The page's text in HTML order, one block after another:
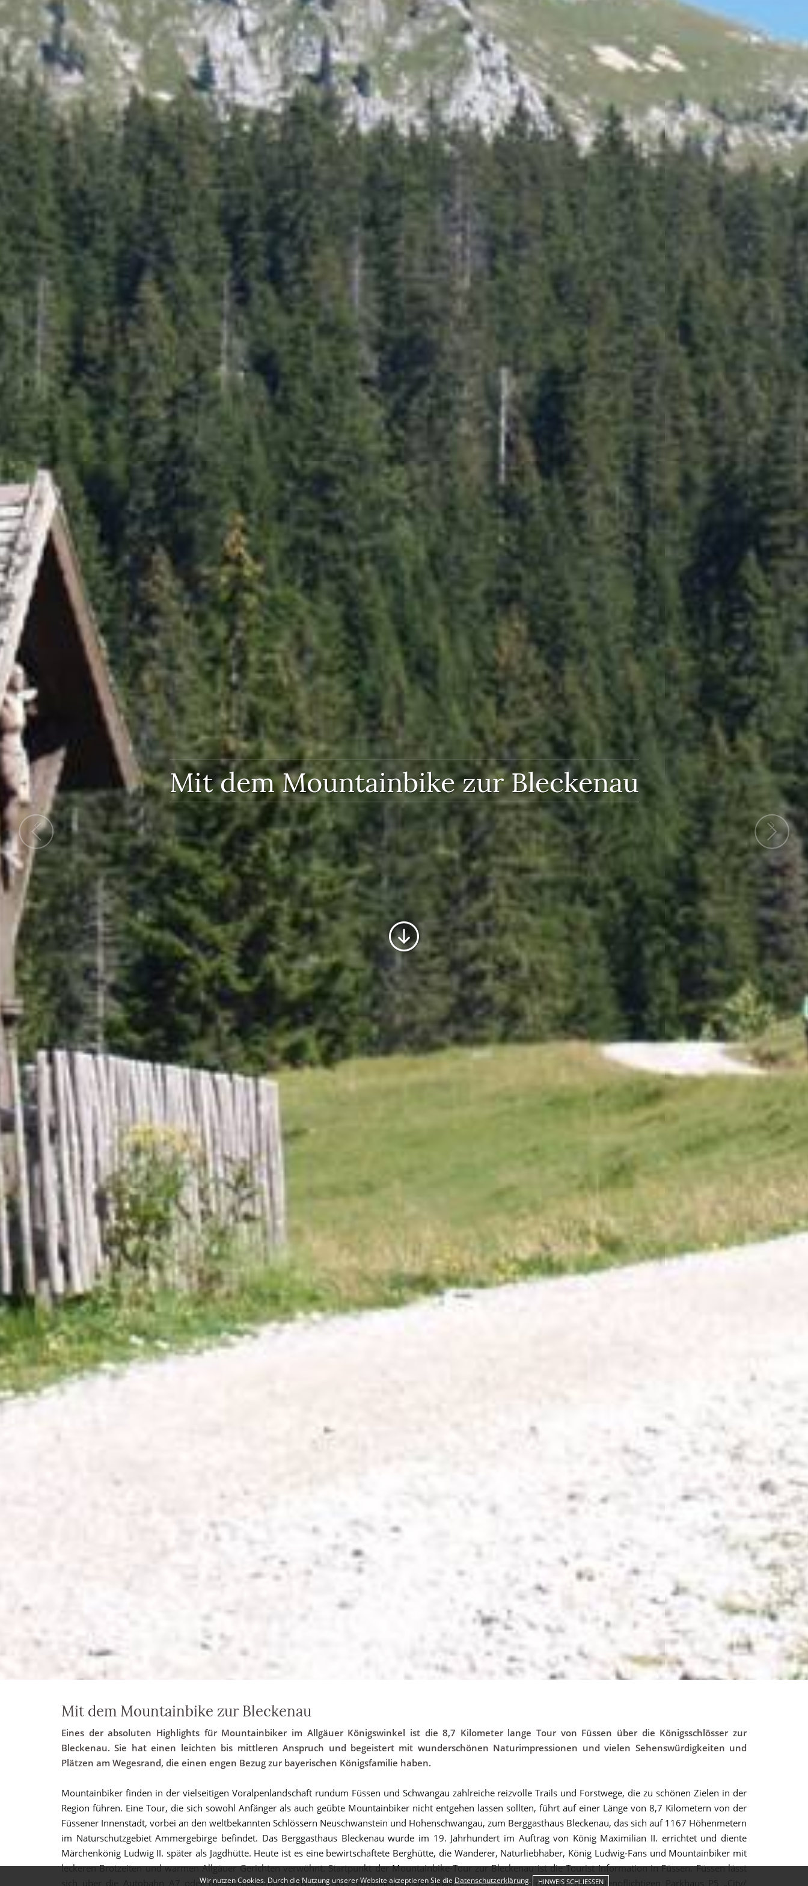
Mit dem Mountainbike zur Bleckenau
Mit dem Mountainbike zur Bleckenau
Eines der absoluten Highlights für Mountainbiker im Allgäuer Königswinkel ist die 8,7 Kilometer lange Tour von Füssen über die Königsschlösser zur
Bleckenau. Sie hat einen leichten bis mittleren Anspruch und begeistert mit wunderschönen Naturimpressionen und vielen Sehenswürdigkeiten und
Plätzen am Wegesrand, die einen engen Bezug zur bayerischen Königsfamilie haben.
Mountainbiker finden in der vielseitigen Voralpenlandschaft rundum Füssen und Schwangau zahlreiche reizvolle Trails und Forstwege, die zu schönen Zielen in der
Region führen. Eine Tour, die sich sowohl Anfänger als auch geübte Mountainbiker nicht entgehen lassen sollten, führt auf einer Länge von 8,7 Kilometern von der
Füssener Innenstadt, vorbei an den weltbekannten Schlössern Neuschwanstein und Hohenschwangau, zum Berggasthaus Bleckenau, das sich auf 1167 Höhenmetern
im Naturschutzgebiet Ammergebirge befindet. Das Berggasthaus Bleckenau wurde im 19. Jahrhundert im Auftrag von König Maximilian II. errichtet und diente
Märchenkönig Ludwig II. später als Jagdhütte. Heute ist es eine bewirtschaftete Berghütte, die Wanderer, Naturliebhaber, König Ludwig-Fans und Mountainbiker mit
leckeren Brotzeiten und warmen Allgäuer Gerichten verwöhnt. Startpunkt der Mountainbike-Tour zur Bleckenau ist die Tourist Information in Füssen. Füssen lässt
sich über die Autobahn A7 oder die Bundesstraßen B16 und B17 erreichen. In der Stadt gibt es Parkmöglichkeiten im kostenpflichtigen Parkhaus P5 „City/
Wir nutzen Cookies. Durch die Nutzung unserer Website akzeptieren Sie die Datenschutzerklärung. HINWEIS SCHLIESSEN